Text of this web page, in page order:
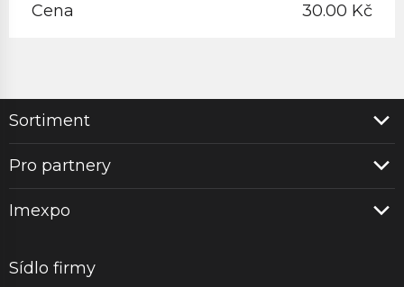
Cena 30.00 Kč
Sortiment
Pro partnery
Imexpo
Sídlo firmy